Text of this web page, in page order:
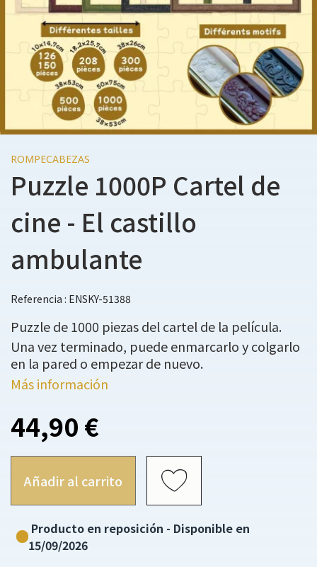
ROMPECABEZAS
Puzzle 1000P Cartel de
cine - El castillo
ambulante
Referencia : ENSKY-51388
Puzzle de 1000 piezas del cartel de la película.
Una vez terminado, puede enmarcarlo y colgarlo
en la pared o empezar de nuevo.
Más información
44,90 €
Añadir al carrito
Producto en reposición - Disponible en
15/09/2026